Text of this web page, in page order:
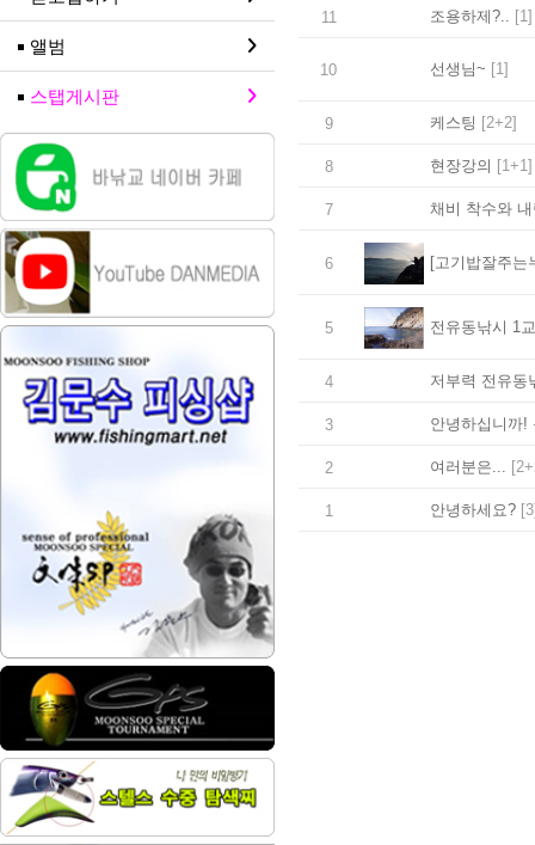
앨범
스탭게시판
11 조용하제?.. [1]
10 선생님~ [1]
9 케스팅 [2+2]
8 현장강의 [1+1]
7 채비 착수와
6 [고기밥잘주는
5 전유동낚시 1
4 저부력 전유동
3 안녕하십니까!
2 여러분은...
1 안녕하세요?